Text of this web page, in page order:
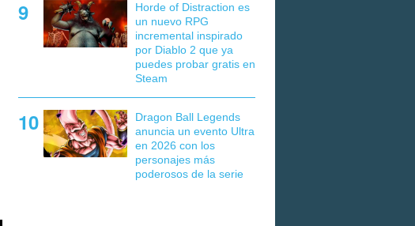
Horde of Distraction es
un nuevo RPG
incremental inspirado
por Diablo 2 que ya
puedes probar gratis en
Steam
Dragon Ball Legends
anuncia un evento Ultra
en 2026 con los
personajes más
poderosos de la serie